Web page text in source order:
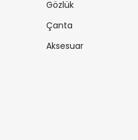
Gözlük
Çanta
Aksesuar